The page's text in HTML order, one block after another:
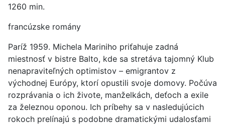
1260 min.
francúzske romány
Paríž 1959. Michela Mariniho priťahuje zadná
miestnosť v bistre Balto, kde sa stretáva tajomný Klub
nenapraviteľných optimistov – emigrantov z
východnej Európy, ktorí opustili svoje domovy. Počúva
rozprávania o ich živote, manželkách, deťoch a exile
za železnou oponou. Ich príbehy sa v nasledujúcich
rokoch prelínajú s podobne dramatickými udalosťami